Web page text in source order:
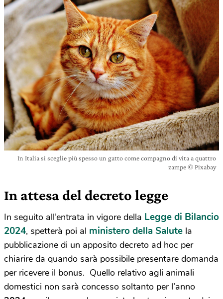
In Italia si sceglie più spesso un gatto come compagno di vita a quattro
zampe © Pixabay
In attesa del decreto legge
In seguito all’entrata in vigore della Legge di Bilancio
2024, spetterà poi al ministero della Salute la
pubblicazione di un apposito decreto ad hoc per
chiarire da quando sarà possibile presentare domanda
per ricevere il bonus. Quello relativo agli animali
domestici non sarà concesso soltanto per l’anno